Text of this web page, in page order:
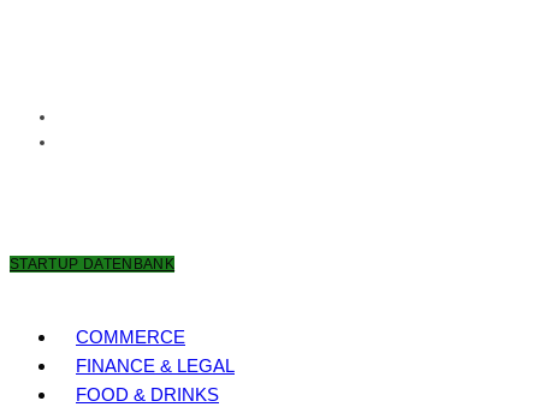
STARTUP DATENBANK
COMMERCE
FINANCE & LEGAL
FOOD & DRINKS